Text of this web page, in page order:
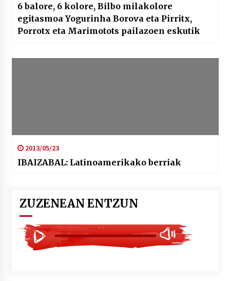
6 balore, 6 kolore, Bilbo milakolore
egitasmoa Yogurinha Borova eta Pirritx,
Porrotx eta Marimotots pailazoen eskutik
2013/05/23
IBAIZABAL: Latinoamerikako berriak
ZUZENEAN ENTZUN